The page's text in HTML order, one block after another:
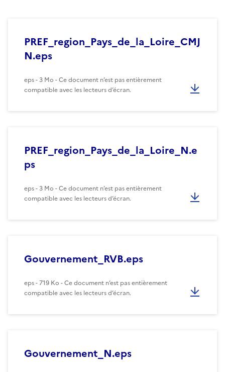
PREF_region_Pays_de_la_Loire_CMJ
N.eps
eps - 3 Mo - Ce document n’est pas entièrement
compatible avec les lecteurs d’écran.
PREF_region_Pays_de_la_Loire_N.e
ps
eps - 3 Mo - Ce document n’est pas entièrement
compatible avec les lecteurs d’écran.
Gouvernement_RVB.eps
eps - 719 Ko - Ce document n’est pas entièrement
compatible avec les lecteurs d’écran.
Gouvernement_N.eps